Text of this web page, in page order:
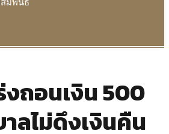
มพันธ์
งถอนเงิน 500
ลไม่ดึงเงินคืน